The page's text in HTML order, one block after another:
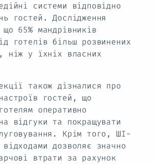
системи відповідно
гостей. Дослідження
65% мандрівників
готелів більш розвинених
ніж у їхніх власних
також дізналися про
гостей, що
оперативно
відгуки та покращувати
Крім того, ШІ-
відходами дозволяє значно
втрати за рахунок